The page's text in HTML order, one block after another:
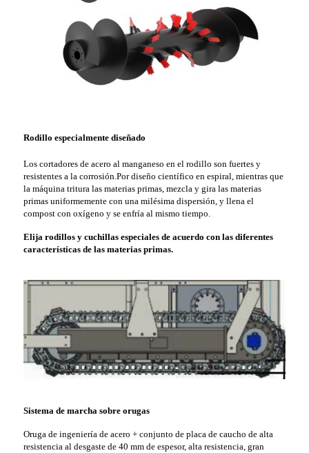
Rodillo especialmente diseñado
Los cortadores de acero al manganeso en el rodillo son fuertes y
resistentes a la corrosión.Por diseño científico en espiral, mientras que
la máquina tritura las materias primas, mezcla y gira las materias
primas uniformemente con una milésima dispersión, y llena el
compost con oxígeno y se enfría al mismo tiempo.
Elija rodillos y cuchillas especiales de acuerdo con las diferentes
características de las materias primas.
Sistema de marcha sobre orugas
Oruga de ingeniería de acero + conjunto de placa de caucho de alta
resistencia al desgaste de 40 mm de espesor, alta resistencia, gran